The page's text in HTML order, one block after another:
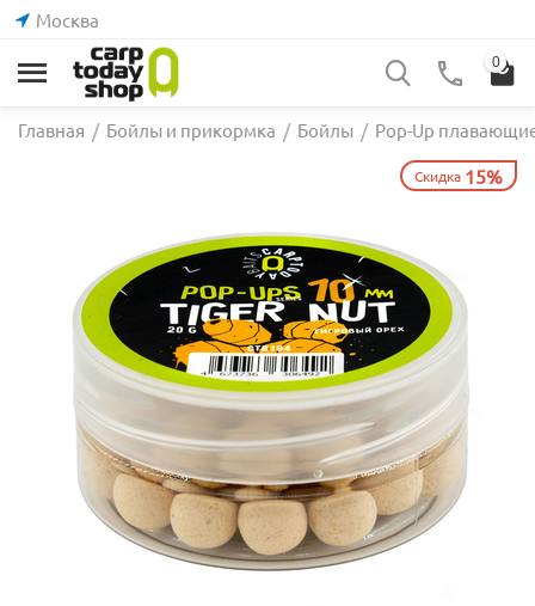
Москва
0
Главная / Бойлы и прикормка / Бойлы / Pop-Up
Скидка 15%